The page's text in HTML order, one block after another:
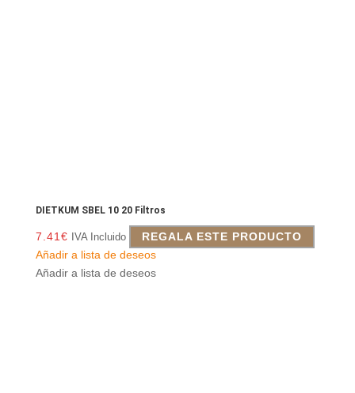
DIETKUM SBEL 10 20 Filtros
7.41€ IVA Incluido
REGALA ESTE PRODUCTO
Añadir a lista de deseos
Añadir a lista de deseos